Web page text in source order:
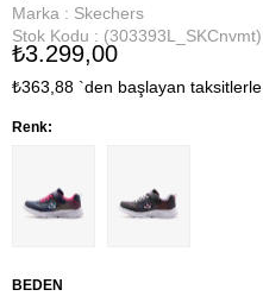
Marka : Skechers
Stok Kodu
(303393L_SKCnvmt)
₺3.299,00
₺363,88 `den başlayan taksitlerle
Renk:
BEDEN